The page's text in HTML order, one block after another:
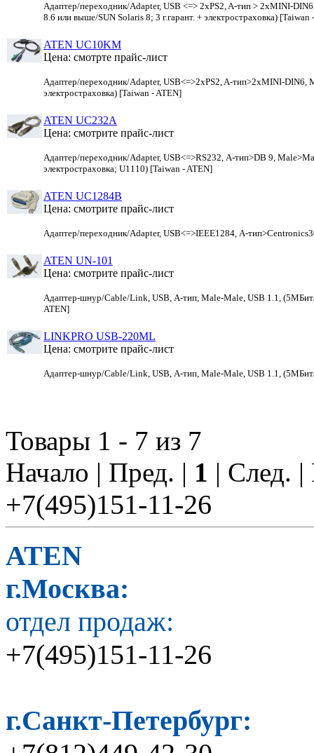
Адаптер/переходник/Adapter, USB <=> 2xPS2, A-тип > 2xMINI-
8.6 или выше/SUN Solaris 8; 3 г.гарант. + электростраховка) [Taiwan
ATEN UC10KM
Цена: смотрте прайс-лист
Адаптер/переходник/Adapter, USB<=>2xPS2, A-тип>2xMINI-
электростраховка) [Taiwan - ATEN]
ATEN UC232A
Цена: смотрите прайс-лист
Адаптер/переходник/Adapter, USB<=>RS232, А-тип>DB 9,
электростраховка; U1110) [Taiwan - ATEN]
ATEN UC1284B
Цена: смотрите прайс-лист
Адаптер/переходник/Adapter, USB<=>IEEE1284, А-
ATEN UN-101
Цена: смотрите прайс-лист
Адаптер-шнур/Cable/Link, USB, А-тип, Male-Male, USB 1.1, (5МБит/
ATEN]
LINKPRO USB-220ML
Цена: смотрите прайс-лист
Адаптер-шнур/Cable/Link, USB, А-тип, Male-Male, USB 1.1,
Товары 1 - 7 из 7
Начало | Пред. | 1 | След.
+7(495)151-11-26
ATEN
г.Москва:
отдел продаж:
+7(495)151-11-26
г.Санкт-Петербург: